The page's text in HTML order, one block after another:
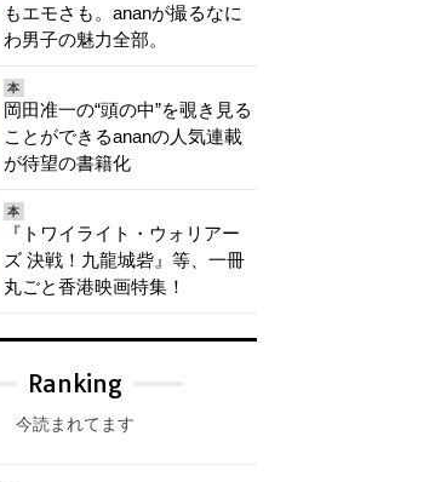
もエモさも。ananが撮るなに
わ男子の魅力全部。
本
岡田准一の“頭の中”を覗き見る
ことができるananの人気連載
が待望の書籍化
本
『トワイライト・ウォリアー
ズ 決戦！九龍城砦』等、一冊
丸ごと香港映画特集！
Ranking
今読まれてます